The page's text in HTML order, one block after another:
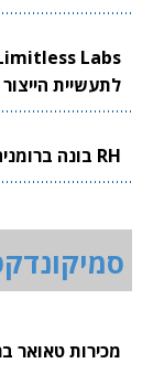
לתעשיית הייצור
RH בונה ברומניה תשתית ייצור ביטחוני ישראלית
מכירות טאואר